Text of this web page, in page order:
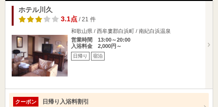
ホテル川久
3.1点/ 21 件
和歌山県 / 西牟婁郡白浜町 / 南紀白浜温泉
営業時間 13:00～20:00
入浴料金 2,000円～
日帰り 宿泊
クーポン 日帰り入浴料割引